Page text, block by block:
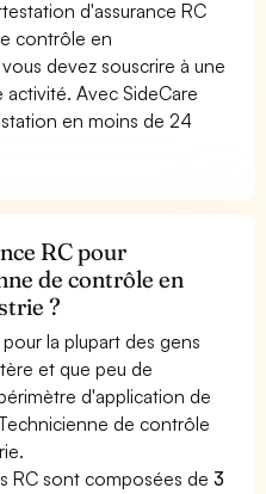
d'assurance RC
contrôle en
devez souscrire à une
Avec SideCare
en moins de 24
RC pour
de contrôle en
?
la plupart des gens
et que peu de
d'application de
de contrôle
RC sont composées de3